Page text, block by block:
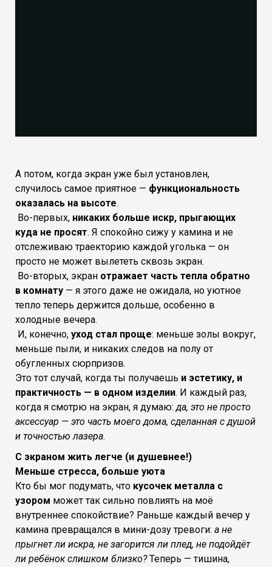
А потом, когда экран уже был установлен,
случилось самое приятное — функциональность
оказалась на высоте.
Во-первых, никаких больше искр, прыгающих
куда не просят. Я спокойно сижу у камина и не
отслеживаю траекторию каждой уголька — он
просто не может вылететь сквозь экран.
Во-вторых, экран отражает часть тепла обратно
в комнату — я этого даже не ожидала, но уютное
тепло теперь держится дольше, особенно в
холодные вечера.
И, конечно, уход стал проще: меньше золы вокруг,
меньше пыли, и никаких следов на полу от
обугленных сюрпризов.
Это тот случай, когда ты получаешь и эстетику, и
практичность — в одном изделии. И каждый раз,
когда я смотрю на экран, я думаю:да, это не просто
аксессуар — это часть моего дома, сделанная с душой
и точностью лазера.
С экраном жить легче (и душевнее!)
Меньше стресса, больше уюта
Кто бы мог подумать, что кусочек металла с
узором может так сильно повлиять на моё
внутреннее спокойствие? Раньше каждый вечер у
камина превращался в мини-дозу тревоги: а не
прыгнет ли искра, не загорится ли плед, не подойдёт
ли ребёнок слишком близко?Теперь — тишина,